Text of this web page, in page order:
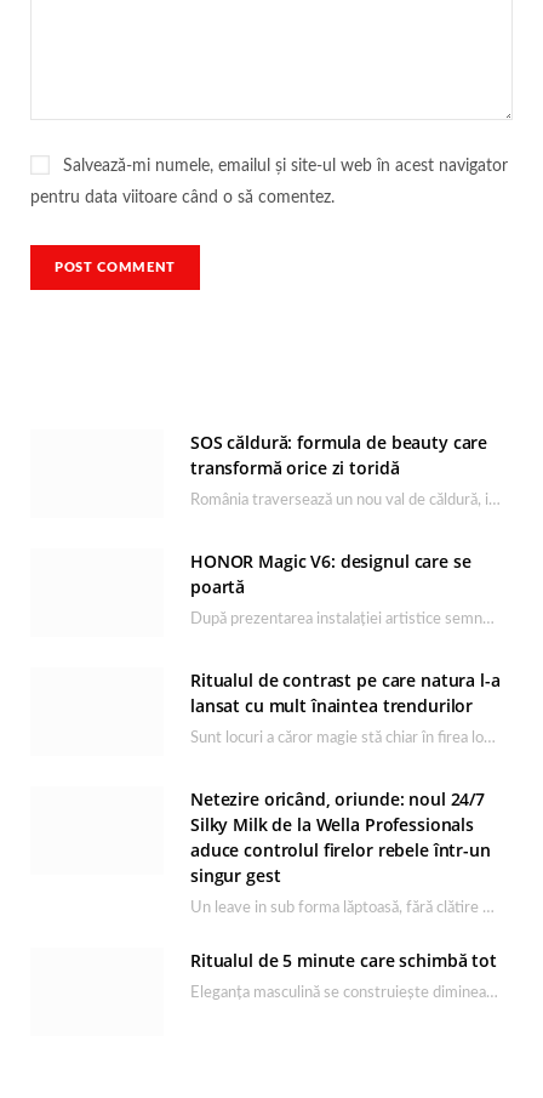
Salvează-mi numele, emailul și site-ul web în acest navigator
pentru data viitoare când o să comentez.
SOS căldură: formula de beauty care
transformă orice zi toridă
România traversează un nou val de căldură, iar rutina de îngrijire capătă un rol esențial…
HONOR Magic V6: designul care se
poartă
După prezentarea instalației artistice semnată de Catrinel Săbăciag în cadrul evenimentului de lansare HONOR Magic…
Ritualul de contrast pe care natura l-a
lansat cu mult înaintea trendurilor
Sunt locuri a căror magie stă chiar în firea lor naturală, iar Lacul Ursu din…
Netezire oricând, oriunde: noul 24/7
Silky Milk de la Wella Professionals
aduce controlul firelor rebele într-un
singur gest
Un leave in sub forma lăptoasă, fără clătire care completează rutina Ultimate Smooth și transformă…
Ritualul de 5 minute care schimbă tot
Eleganța masculină se construiește dimineața, în câteva minute și cu produsele potrivite. O rutină de…